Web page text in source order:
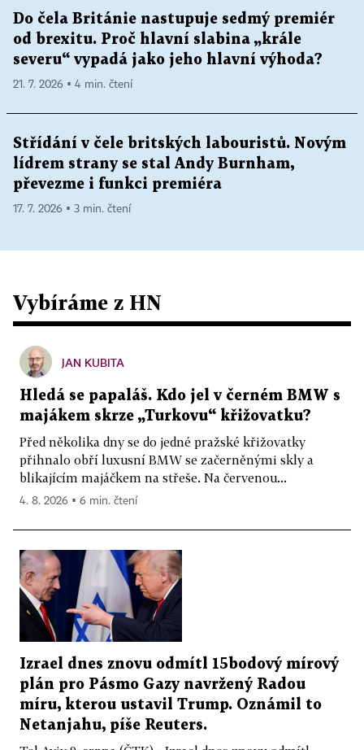
Do čela Británie nastupuje sedmý premiér
od brexitu. Proč hlavní slabina „krále
severu“ vypadá jako jeho hlavní výhoda?
21. 7. 2026 ▪ 4 min. čtení
Střídání v čele britských labouristů. Novým
lídrem strany se stal Andy Burnham,
převezme i funkci premiéra
17. 7. 2026 ▪ 3 min. čtení
Vybíráme z HN
JAN KUBITA
Hledá se papaláš. Kdo jel v černém BMW s
majákem skrze „Turkovu“ křižovatku?
Před několika dny se do jedné pražské křižovatky
přihnalo obří luxusní BMW se začerněnými skly a
blikajícím majáčkem na střeše. Na červenou...
4. 8. 2026 ▪ 6 min. čtení
Izrael dnes znovu odmítl 15bodový mírový
plán pro Pásmo Gazy navržený Radou
míru, kterou ustavil Trump. Oznámil to
Netanjahu, píše Reuters.